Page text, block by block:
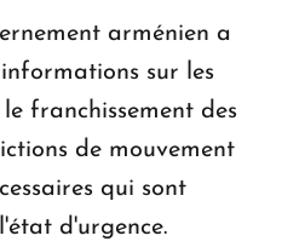
arménien a
sur les
franchissement des
de mouvement
qui sont
d'urgence.